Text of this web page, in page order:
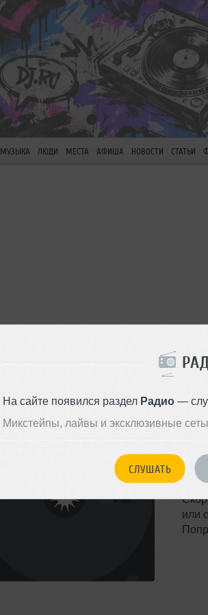
На сайте появился раздел Радио—
Микстейпы, лайвы и эксклюзивные
СЛУШАТЬ
МУЗЫКА ЛЮДИ МЕСТА АФИША НОВОСТИ СТАТЬИ
или